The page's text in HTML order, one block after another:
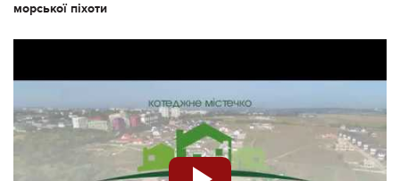
морської піхоти